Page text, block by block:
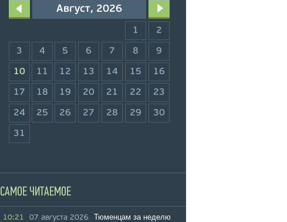
Август, 2026
1 2
3 4 5 6 7 8 9
10 11 12 13 14 15 16
17 18 19 20 21 22 23
24 25 26 27 28 29 30
31
САМОЕ ЧИТАЕМОЕ
10:21 07 августа 2026
Тюменцам за неделю